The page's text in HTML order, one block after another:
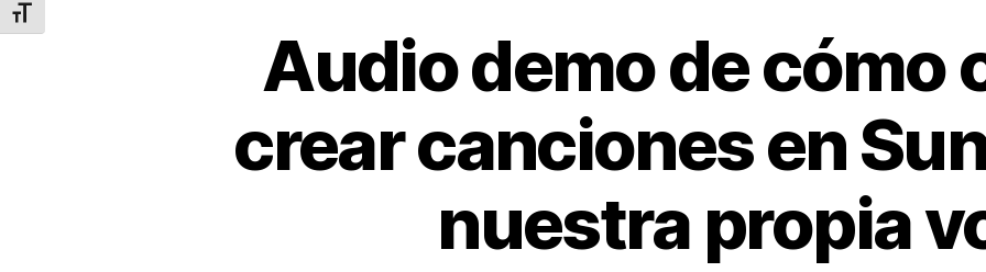
ALTERNAR TAMAÑO DE LETRA
Audio demo de cómo
crear canciones en
nuestra propia